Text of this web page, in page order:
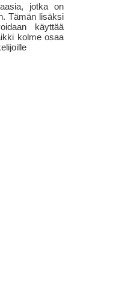
jotka on
Tämän lisäksi
käyttää
kolme osaa